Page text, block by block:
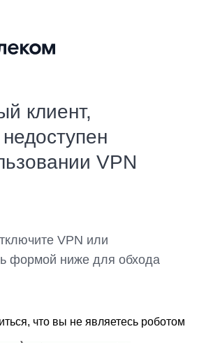
клиент,
VPN
VPN или
формой ниже для обхода
что вы не являетесь роботом